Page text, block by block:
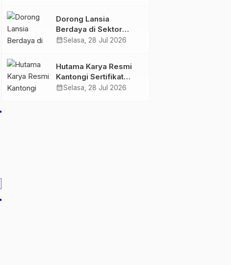
Kolaborasi
Dorong Lansia
Berdaya di Sektor
Hijau, Pertamina EP
Eco-Print
calendar_monthSelasa, 28 Jul 2026
Hutama Karya Resmi
Kantongi Sertifikat
Persetujuan Laik
calendar_monthSelasa, 28 Jul 2026